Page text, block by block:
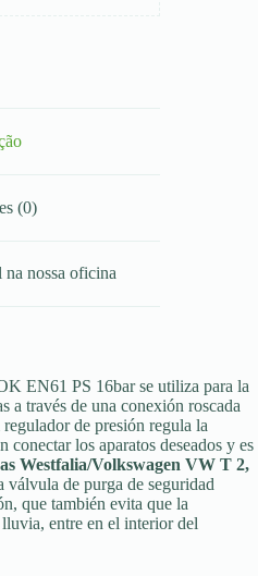
(0)
nossa oficina
EN61 PS 16bar se utiliza para la
a través de una conexión roscada
de presión regula la
conectar los aparatos deseados y es
Westfalia/Volkswagen VW T 2,
válvula de purga de seguridad
que también evita que la
entre en el interior del